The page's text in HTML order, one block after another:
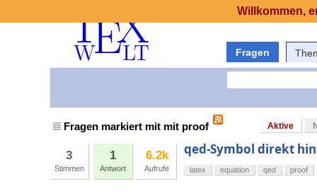
Fragen
Fragen markiert mit mit proof Aktive
3
Stimmen
1
Antwort
6.2k
Aufrufe
qed-Symbol direkt
latex equation qed proof
Willkommen,